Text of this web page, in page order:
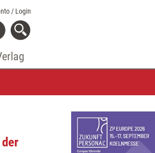
/ Login